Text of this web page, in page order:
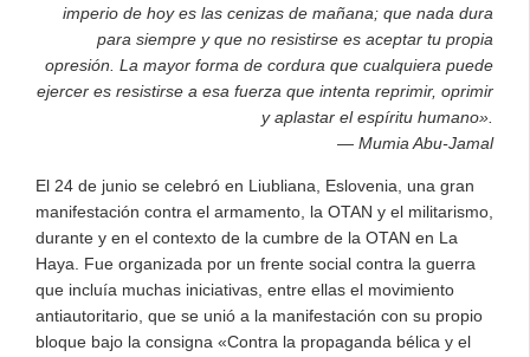
imperio de hoy es las cenizas de mañana; que nada dura
para siempre y que no resistirse es aceptar tu propia
opresión. La mayor forma de cordura que cualquiera puede
ejercer es resistirse a esa fuerza que intenta reprimir, oprimir
y aplastar el espíritu humano».
― Mumia Abu-Jamal
El 24 de junio se celebró en Liubliana, Eslovenia, una gran
manifestación contra el armamento, la OTAN y el militarismo,
durante y en el contexto de la cumbre de la OTAN en La
Haya. Fue organizada por un frente social contra la guerra
que incluía muchas iniciativas, entre ellas el movimiento
antiautoritario, que se unió a la manifestación con su propio
bloque bajo la consigna «Contra la propaganda bélica y el